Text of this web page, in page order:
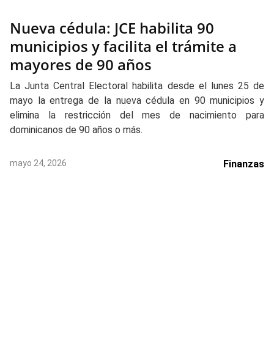
Nueva cédula: JCE habilita 90
municipios y facilita el trámite a
mayores de 90 años
La Junta Central Electoral habilita desde el lunes 25 de
mayo la entrega de la nueva cédula en 90 municipios y
elimina la restricción del mes de nacimiento para
dominicanos de 90 años o más.
mayo 24, 2026 Finanzas